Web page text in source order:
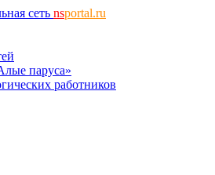
сеть nsportal.ru
паруса»
работников